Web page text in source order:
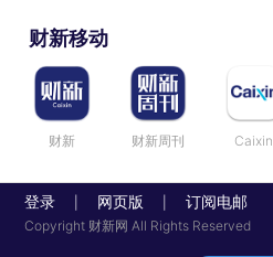
财新移动
财新 财新周刊 Caixin
登录 网页版 订阅电邮
Copyright 财新网 All Rights Reserved